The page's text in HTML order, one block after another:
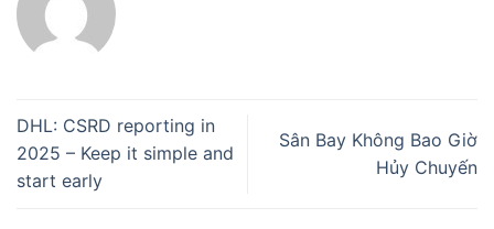
DHL: CSRD reporting in
2025 – Keep it simple and
start early
Sân Bay Không Bao Giờ
Hủy Chuyến